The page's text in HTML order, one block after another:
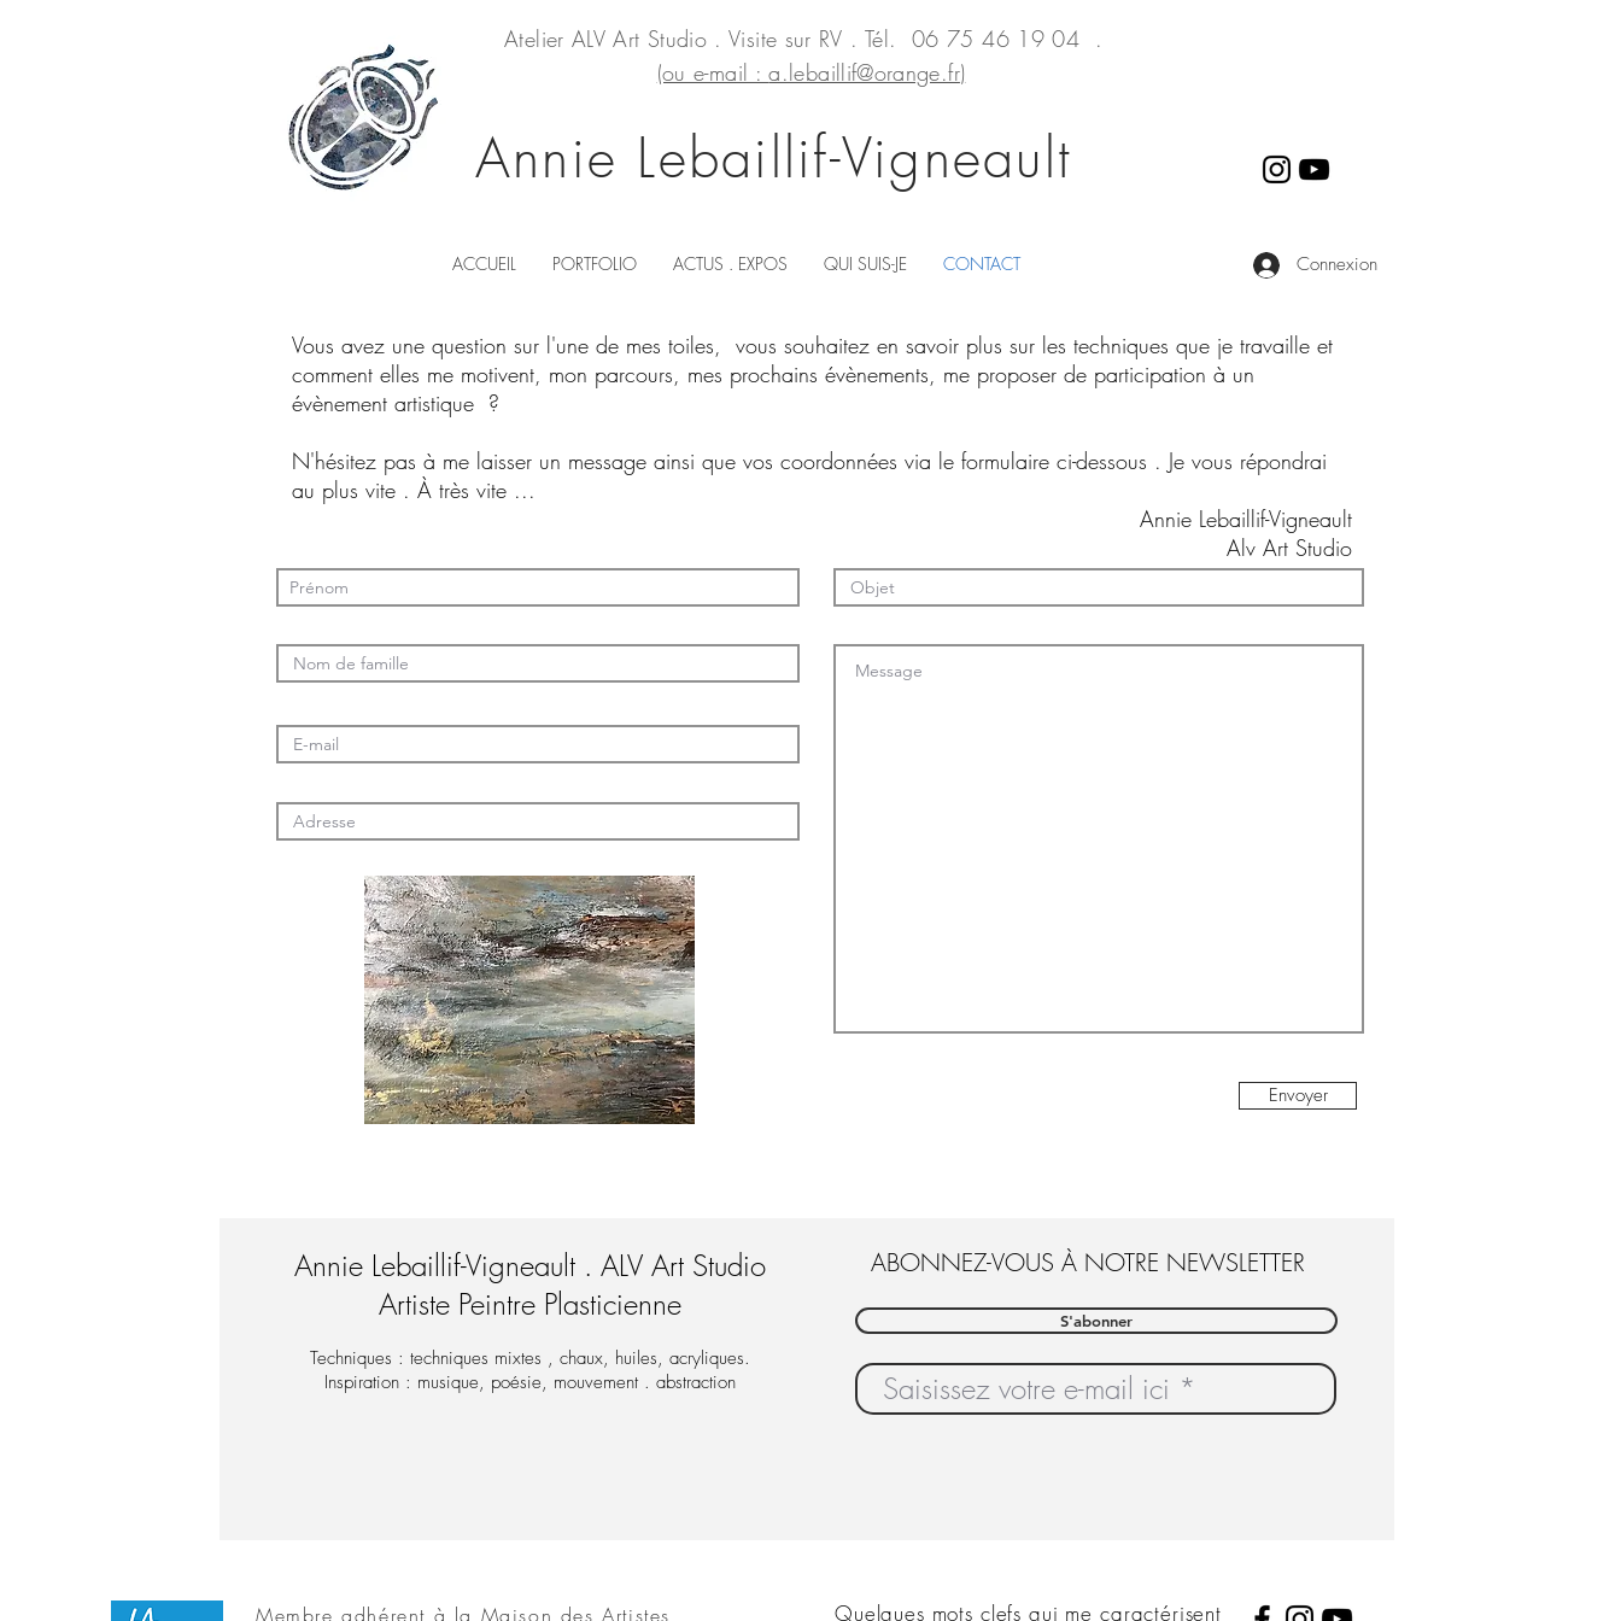
Atelier ALV Art Studio . Visite sur RV . Tél. 06 75 46 19 04 .
(ou e-mail :a.lebaillif@orange.fr)
Annie Lebaillif-Vigneault
ACCUEIL PORTFOLIO ACTUS . EXPOS QUI SUIS-JE CONTACT Connexion
Vous avez une question sur l'une de mes toiles, vous souhaitez en savoir plus sur les techniques que je travaille et
comment elles me motivent, mon parcours, mes prochains évènements, me proposer de participation à un
évènement artistique ?
N'hésitez pas à me laisser un message ainsi que vos coordonnées via le formulaire ci-dessous . Je vous répondrai
au plus vite . À très vite ...
Annie Lebaillif-Vigneault
Alv Art Studio
Envoyer
Annie Lebaillif-Vigneault . ALV Art Studio
Artiste Peintre Plasticienne
Techniques : techniques mixtes , chaux, huiles, acryliques.
Inspiration : musique, poésie, mouvement . abstraction
ABONNEZ-VOUS À NOTRE NEWSLETTER
S'abonner
Membre adhérent à la Maison des Artistes Quelques mots clefs qui me caractérisent